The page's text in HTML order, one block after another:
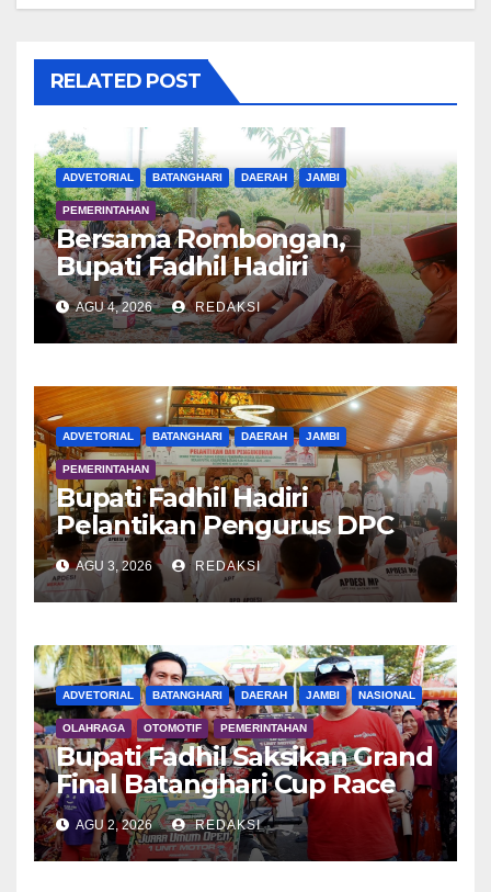
RELATED POST
ADVETORIAL BATANGHARI DAERAH JAMBI
PEMERINTAHAN
Bersama Rombongan,
Bupati Fadhil Hadiri
Syukuran Tanam Padi di
Terusan
AGU 4, 2026 REDAKSI
ADVETORIAL BATANGHARI DAERAH JAMBI
PEMERINTAHAN
Bupati Fadhil Hadiri
Pelantikan Pengurus DPC
APDESI MP
AGU 3, 2026 REDAKSI
ADVETORIAL BATANGHARI DAERAH JAMBI NASIONAL
OLAHRAGA OTOMOTIF PEMERINTAHAN
Bupati Fadhil Saksikan Grand
Final Batanghari Cup Race
2026
AGU 2, 2026 REDAKSI